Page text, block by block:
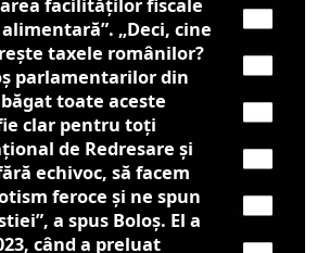
facilităţilor fiscale
„Deci, cine
taxele românilor?
parlamentarilor din
toate aceste
clar pentru toţi
de Redresare şi
echivoc, să facem
feroce şi ne spun
a spus Boloș. El a
când a preluat